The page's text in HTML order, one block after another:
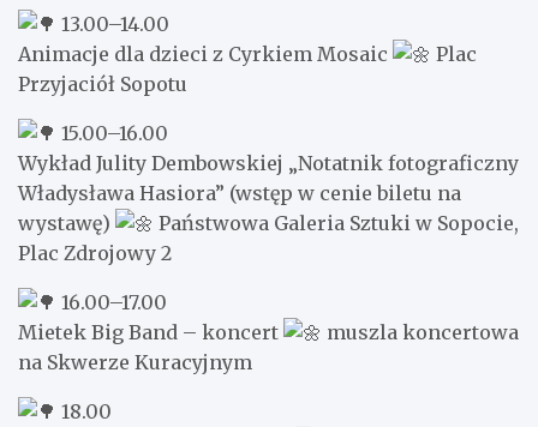
13.00–14.00
Animacje dla dzieci z Cyrkiem Mosaic
Plac
Przyjaciół Sopotu
15.00–16.00
Wykład Julity Dembowskiej „Notatnik fotograficzny
Władysława Hasiora” (wstęp w cenie biletu na
wystawę)
Państwowa Galeria Sztuki w Sopocie,
Plac Zdrojowy 2
16.00–17.00
Mietek Big Band – koncert
muszla koncertowa
na Skwerze Kuracyjnym
18.00